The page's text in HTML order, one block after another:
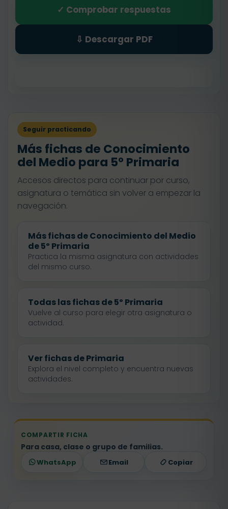
✓ Comprobar respuestas
⇩ Descargar PDF
Seguir practicando
Más fichas de Conocimiento
del Medio para 5º Primaria
Accesos directos para continuar por curso,
asignatura o temática sin volver a empezar la
navegación.
Más fichas de Conocimiento del Medio
de 5º Primaria
Practica la misma asignatura con actividades
del mismo curso.
Todas las fichas de 5º Primaria
Vuelve al curso para elegir otra asignatura o
actividad.
Ver fichas de Primaria
Explora el nivel completo y encuentra nuevas
actividades.
COMPARTIR FICHA
Para casa, clase o grupo de familias.
WhatsApp Email Copiar